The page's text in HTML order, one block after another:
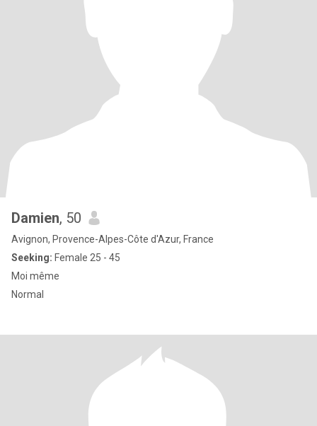
Damien, 50
Avignon, Provence-Alpes-Côte d'Azur, France
Seeking: Female 25 - 45
Moi même
Normal